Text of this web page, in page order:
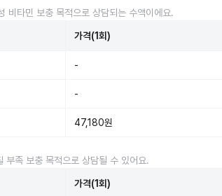
비타민 보충 목적으로 상담되는 수액이에요.
가격(1회)
-
-
47,180원
부족 보충 목적으로 상담될 수 있어요.
가격(1회)